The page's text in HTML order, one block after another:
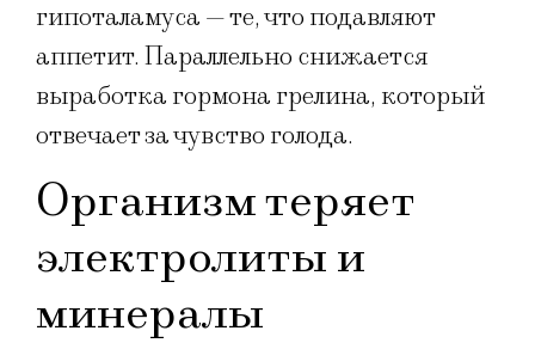
гипоталамуса — те, что подавляют
аппетит. Параллельно снижается
выработка гормона грелина, который
отвечает за чувство голода.
Организм теряет
электролиты и
минералы